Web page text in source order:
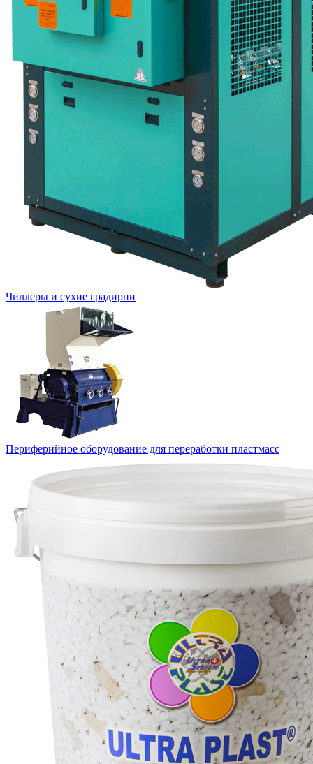
Чиллеры и сухие градирни
Периферийное оборудование для переработки пластмасс